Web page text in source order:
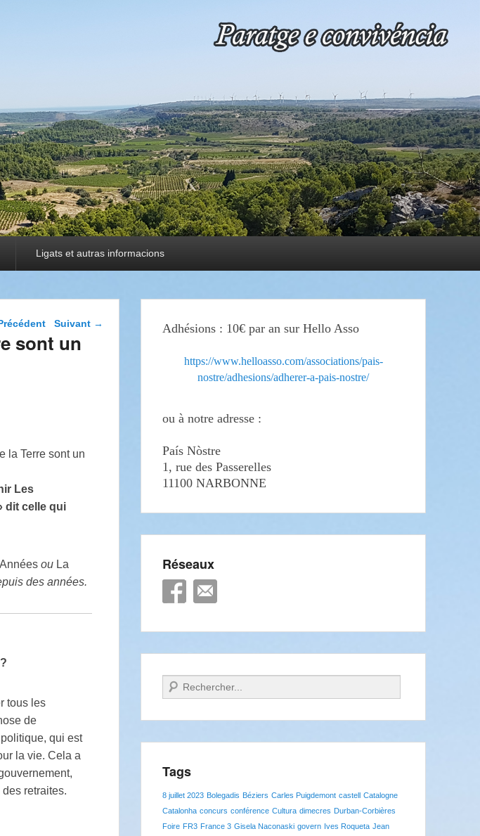
Ligats et autras informacions
Navigation dans les
Suivant →
sont un
Les
dit celle qui
ou La
des années.
?
tous les
de
qui est
la vie. Cela a
retraites.
Adhésions : 10€ par an sur Hello Asso
https://www.helloasso.com/associations/pais-
nostre/adhesions/adherer-a-pais-nostre/
ou à notre adresse :
País Nòstre
1, rue des Passerelles
11100 NARBONNE
Réseaux
Recherche
Tags
8 juillet 2023 Bolegadis Béziers Carles Puigdemont castell Catalogne
Catalonha concurs conférence Cultura dimecres Durban-Corbières
Foire FR3 France 3 Gisela Naconaski govern Ives Roqueta Jean